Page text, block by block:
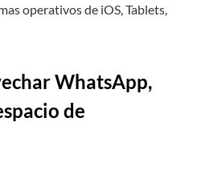
operativos de iOS, Tablets,
WhatsApp,
de